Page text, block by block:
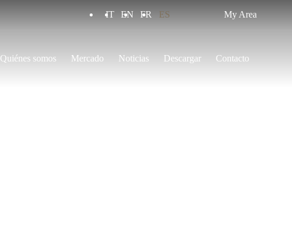
IT EN FR ES My Area
Quiénes somos Mercado Noticias Descargar Contacto